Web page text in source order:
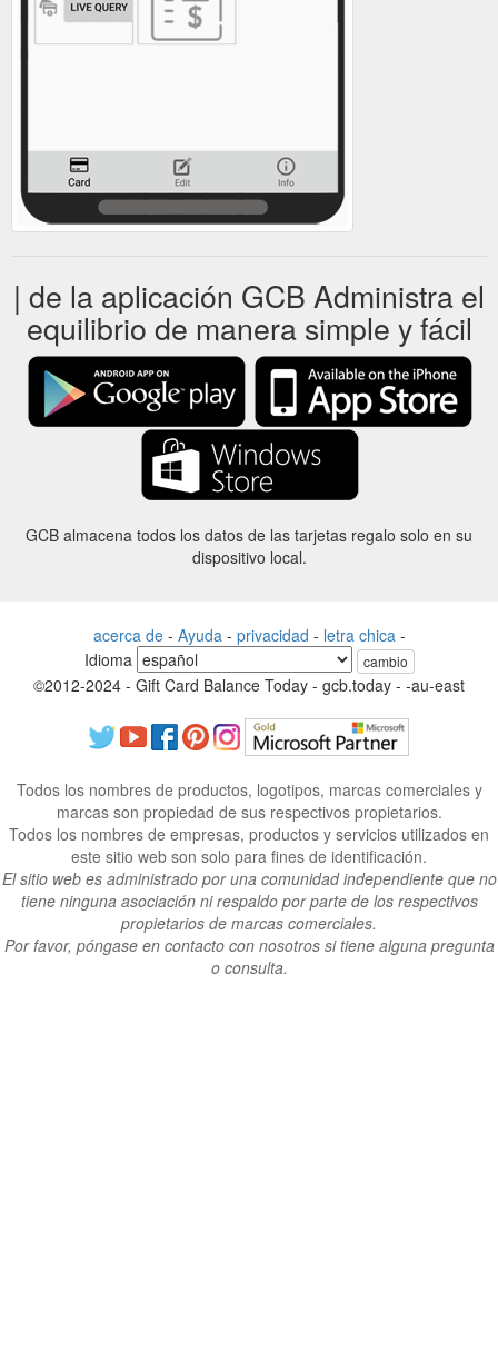
| de la aplicación GCB Administra el
equilibrio de manera simple y fácil
GCB almacena todos los datos de las tarjetas regalo solo en su
dispositivo local.
acerca de- Ayuda - privacidad - letra chica -
Idioma
cambio
©2012-2024 - Gift Card Balance Today - gcb.today - -au-east
Todos los nombres de productos, logotipos, marcas comerciales y
marcas son propiedad de sus respectivos propietarios.
Todos los nombres de empresas, productos y servicios utilizados en
este sitio web son solo para fines de identificación.
El sitio web es administrado por una comunidad independiente que no
tiene ninguna asociación ni respaldo por parte de los respectivos
propietarios de marcas comerciales.
Por favor, póngase en contacto con nosotros si tiene alguna pregunta
o consulta.